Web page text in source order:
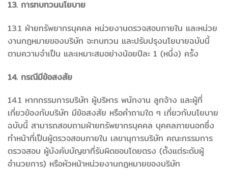
13. การทบทวนนโยบาย
13.1 ฝ่ายทรัพยากรบุคคล หน่วยงานตรวจสอบภายใน และหน่วย
งานกฎหมายของบริษัท จะทบทวน และปรับปรุงนโยบายฉบับนี้
ตามความจำเป็น และเหมาะสมอย่างน้อยปีละ 1 (หนึ่ง) ครั้ง
14. กรณีมีข้อสงสัย
14.1 หากกรรมการบริษัท ผู้บริหาร พนักงาน ลูกจ้าง และผู้ที่
เกี่ยวข้องกับบริษัท มีข้อสงสัย หรือคำถามใด ๆ เกี่ยวกับนโยบาย
ฉบับนี้ สามารถสอบถามฝ่ายทรัพยากรบุคคล บุคคลภายนอกซึ่ง
ทำหน้าที่เป็นผู้ตรวจสอบภายใน เลขานุการบริษัท คณะกรรมการ
ตรวจสอบ ผู้บังคับบัญชาที่รับผิดชอบโดยตรง (ตั้งแต่ระดับผู้
อำนวยการ) หรือหัวหน้าหน่วยงานกฎหมายของบริษัท